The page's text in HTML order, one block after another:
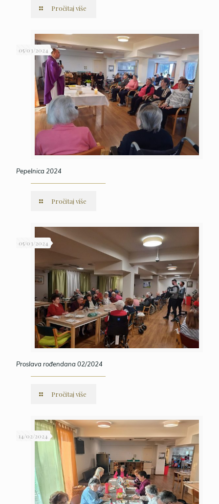
Pročitaj više
05/03/2024
Pepelnica 2024
Pročitaj više
05/03/2024
Proslava rođendana 02/2024
Pročitaj više
14/02/2024